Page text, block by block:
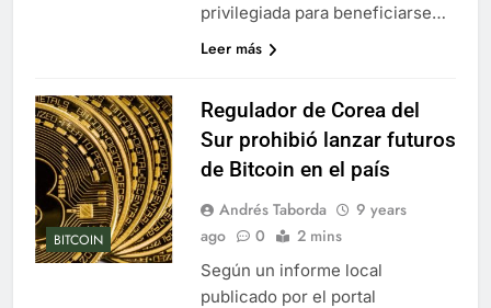
privilegiada para beneficiarse…
Leer más
BITCOIN
Regulador de Corea del
Sur prohibió lanzar futuros
de Bitcoin en el país
Andrés Taborda
9 years
ago
0 2 mins
Según un informe local
publicado por el portal